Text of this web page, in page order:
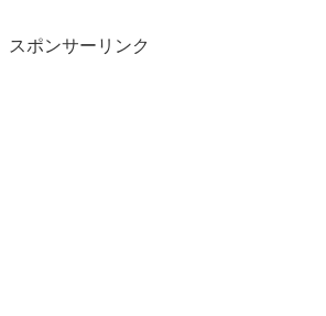
スポンサーリンク